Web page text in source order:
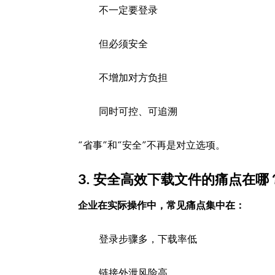
不一定要登录
但必须安全
不增加对方负担
同时可控、可追溯
“省事”和“安全”不再是对立选项。
3. 安全高效下载文件的痛点在哪
企业在实际操作中，常见痛点集中在：
登录步骤多，下载率低